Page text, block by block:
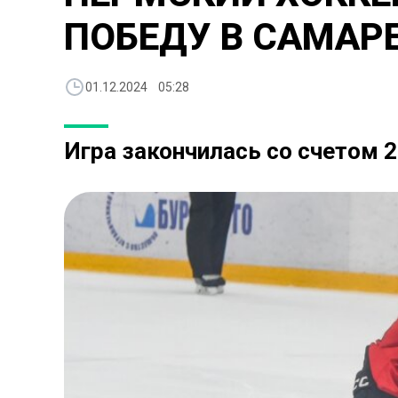
ПОБЕДУ В
01.12.2024 05:28
Игра закончилась со счетом